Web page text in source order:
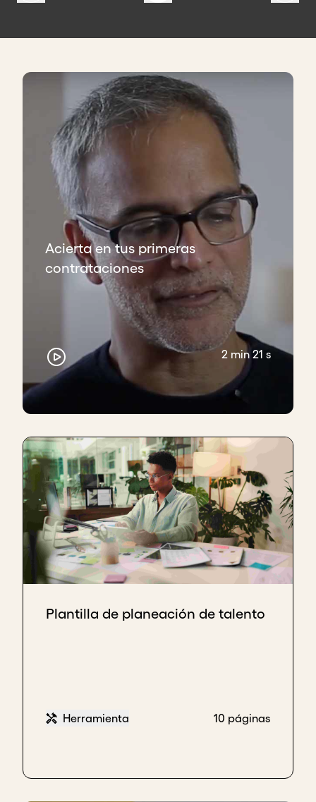
Acierta en tus primeras
contrataciones
2 min 21 s
Plantilla de planeación de talento
Herramienta 10 páginas